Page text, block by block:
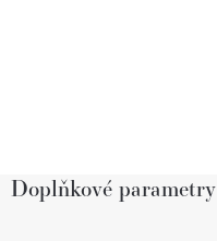
Doplňkové parametry